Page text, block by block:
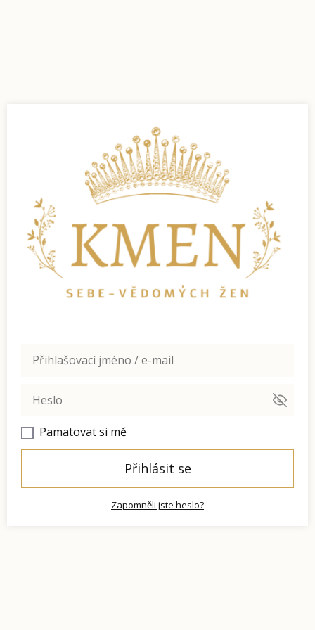
Pamatovat si mě
Přihlásit se
Zapomněli jste heslo?